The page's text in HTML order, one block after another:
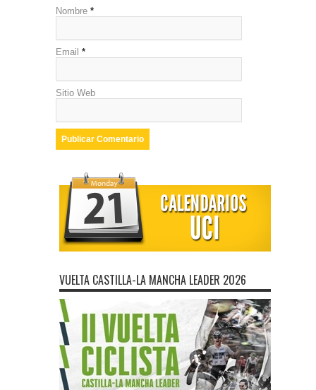
Nombre *
Email *
Sitio Web
VUELTA CASTILLA-LA MANCHA LEADER 2026